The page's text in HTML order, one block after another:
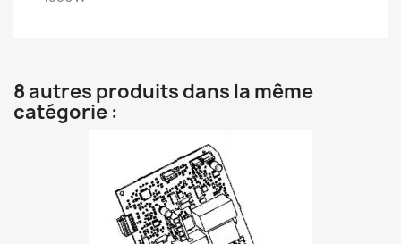
8 autres produits dans la même
catégorie :